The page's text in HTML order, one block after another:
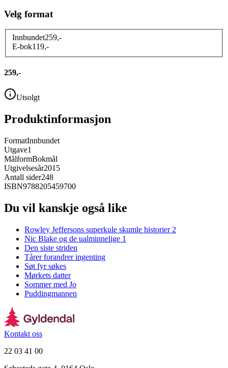
Velg format
Innbundet259,-
E-bok119,-
259,-
Utsolgt
Produktinformasjon
FormatInnbundet
Utgave1
MålformBokmål
Utgivelsesår2015
Antall sider248
ISBN9788205459700
Du vil kanskje også like
Rowley Jeffersons superkule skumle historier 2
Nic Blake og de ualminnelige 1
Den siste striden
Tårer forandrer ingenting
Søt fyr søkes
Mørkets datter
Sommer med Jo
Puddingmannen
Kontakt oss
22 03 41 00